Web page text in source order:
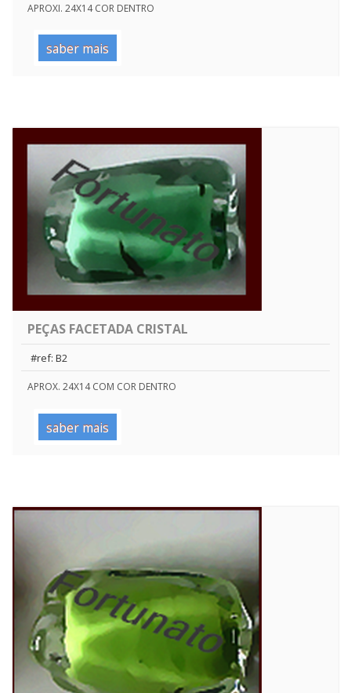
APROXI. 24X14 COR DENTRO
saber mais
PEÇAS FACETADA CRISTAL
#ref: B2
APROX. 24X14 COM COR DENTRO
saber mais